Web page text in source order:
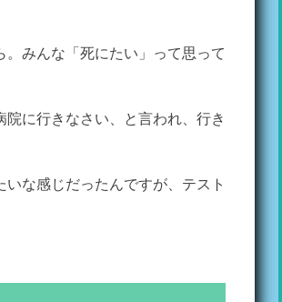
みんな「死にたい」って思って
に行きなさい、と言われ、行き
な感じだったんですが、テスト